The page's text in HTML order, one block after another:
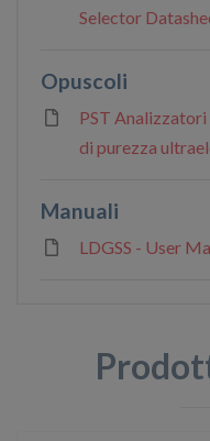
Selector
Opuscoli
PST
di purezza
Manuali
LDGSS - User